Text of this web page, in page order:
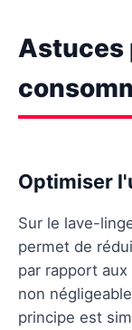
Astuces
Optimiser
Sur le lave-
permet de
par rapport
non
principe est